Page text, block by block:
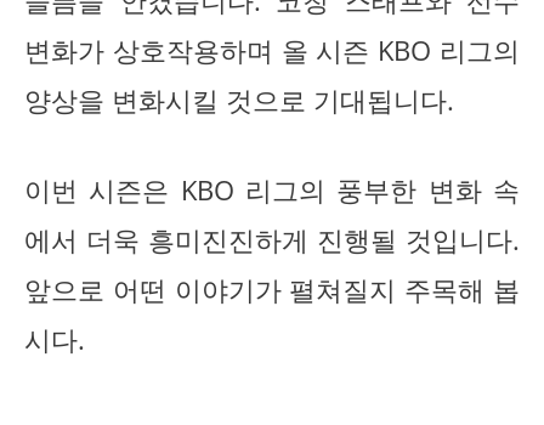
변화가 상호작용하며 올 시즌 KBO 리그의
양상을 변화시킬 것으로 기대됩니다.
이번 시즌은 KBO 리그의 풍부한 변화 속
에서 더욱 흥미진진하게 진행될 것입니다.
앞으로 어떤 이야기가 펼쳐질지 주목해 봅
시다.